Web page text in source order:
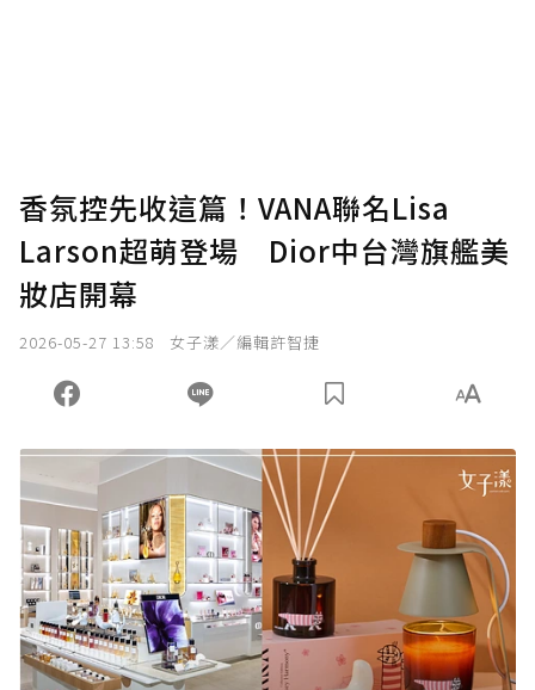
香氛控先收這篇！VANA聯名Lisa
Larson超萌登場 Dior中台灣旗艦美
妝店開幕
2026-05-27 13:58 女子漾／編輯許智捷